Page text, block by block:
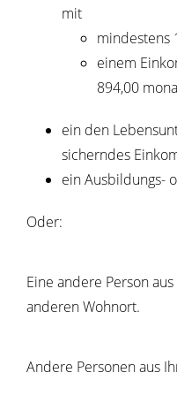
mit
mindestens
einem
894,00
ein den
sicherndes
ein Ausbildungs-
Oder:
Eine andere Person
anderen Wohnort.
Andere Personen aus